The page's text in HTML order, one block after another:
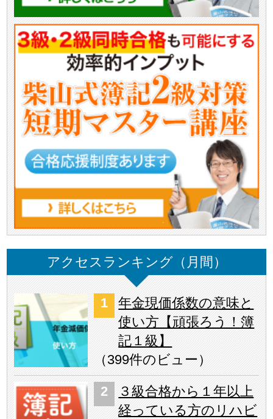
アクセスランキング（月間）
年金現価係数の意味と
使い方【頑張ろう！簿
記１級】
（399件のビュー ）
３級合格から１年以上
経っている方のリハビ